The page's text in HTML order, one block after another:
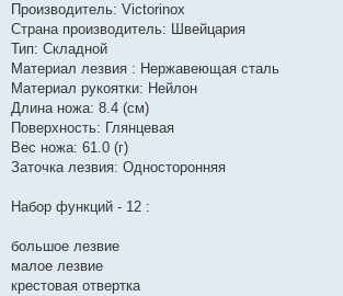
Производитель: Victorinox
Страна производитель: Швейцария
Тип: Складной
Материал лезвия : Нержавеющая сталь
Материал рукоятки: Нейлон
Длина ножа: 8.4 (см)
Поверхность: Глянцевая
Вес ножа: 61.0 (г)
Заточка лезвия: Односторонняя
Набор функций - 12 :
большое лезвие
малое лезвие
крестовая отвертка